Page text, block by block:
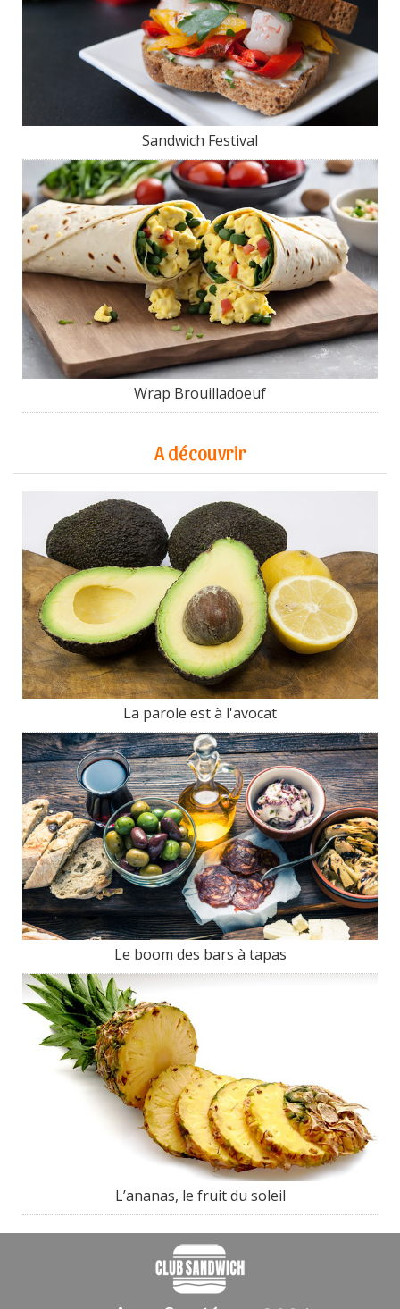
Sandwich Festival
Wrap Brouilladoeuf
A découvrir
La parole est à l'avocat
Le boom des bars à tapas
L’ananas, le fruit du soleil